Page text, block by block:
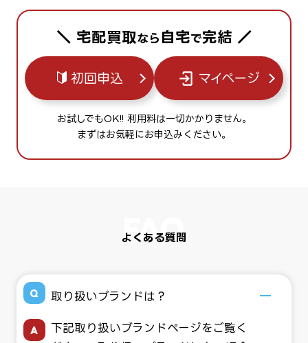
＼ 宅配買取なら 自宅で完結 ／
初回申込 マイページ
お試しでもOK!! 利用料は一切かかりません。
まずはお気軽にお申込みください。
よくある質問
取り扱いブランドは？
下記取り扱いブランドページをご覧く